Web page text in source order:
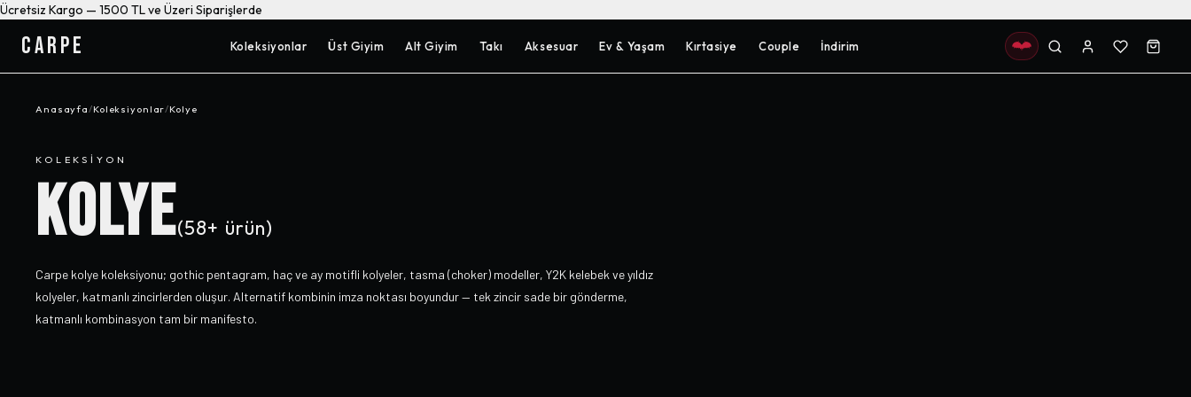
Ücretsiz Kargo — 1500 TL ve Üzeri Siparişlerde
CARPE Koleksiyonlar Üst Giyim Alt Giyim Takı Aksesuar Ev & Yaşam Kırtasiye Couple İndirim
Anasayfa/Koleksiyonlar/Kolye
KOLEKSIYON
KOLYE(58+ ürün)
Carpe kolye koleksiyonu; gothic pentagram, haç ve ay motifli kolyeler, tasma (choker) modeller, Y2K kelebek ve yıldız
kolyeler, katmanlı zincirlerden oluşur. Alternatif kombinin imza noktası boyundur — tek zincir sade bir gönderme,
katmanlı kombinasyon tam bir manifesto.